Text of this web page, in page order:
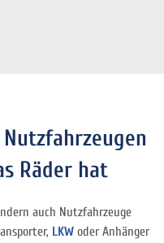
Räder hat
auch Nutzfahrzeuge
LKW oder Anhänger